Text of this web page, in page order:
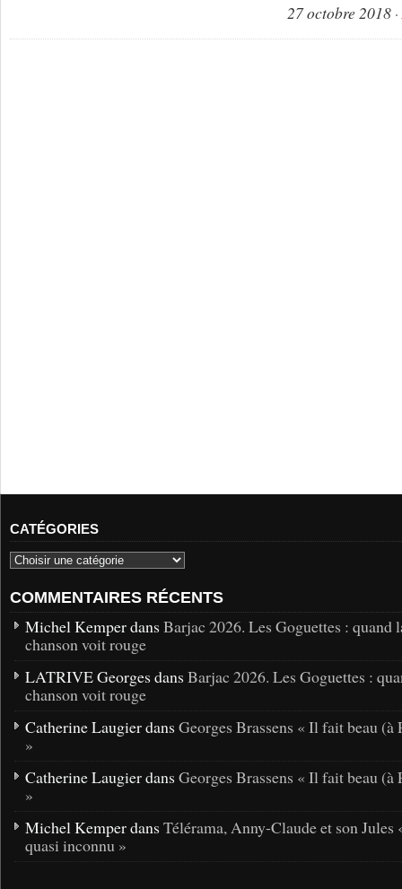
27 octobre 2018
CATÉGORIES
COMMENTAIRES RÉCENTS
Michel Kemper dans Barjac 2026. Les Goguettes : quand
chanson voit rouge
LATRIVE Georges dans Barjac 2026. Les Goguettes :
chanson voit rouge
Catherine Laugier dans Georges Brassens « Il fait beau (à
»
Catherine Laugier dans Georges Brassens « Il fait beau (à
»
Michel Kemper dans Télérama, Anny-Claude et son Jules
quasi inconnu »